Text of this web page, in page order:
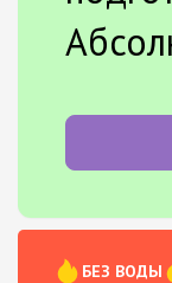
БЕЗ ВОДЫ